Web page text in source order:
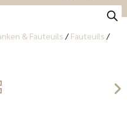
& Fauteuils / Fauteuils /